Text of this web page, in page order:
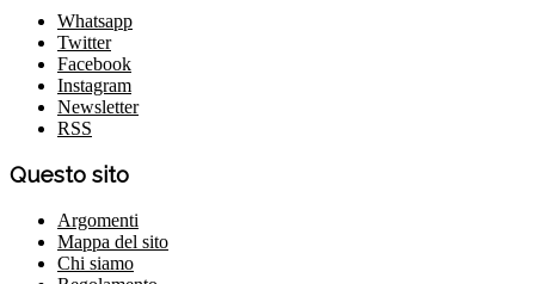
Whatsapp
Twitter
Facebook
Instagram
Newsletter
RSS
Questo sito
Argomenti
Mappa del sito
Chi siamo